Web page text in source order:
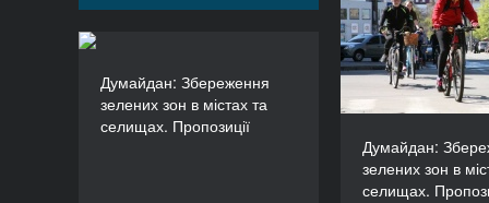
Думайдан:
зелених зон в
селищах.
зелених зон в
селищах.
Думайдан: Збереження
зелених зон в містах та
селищах. Пропозиції
зелених зон в містах та
селищах. Пропозиції
ТРИВАЛІСТЬ